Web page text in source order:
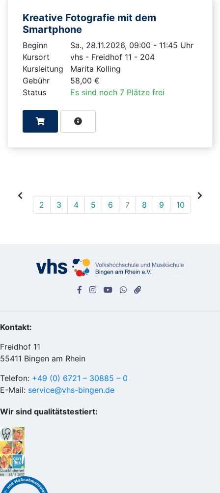
Kreative Fotografie mit dem
Smartphone
Beginn
Sa., 28.11.2026, 09:00 - 11:45 Uhr
Kursort
vhs - Freidhof 11 - 204
Kursleitung
Marita Kolling
Gebühr
58,00 €
Status
Es sind noch 7 Plätze frei
2 3 4 5 6 7 8 9 10
Kontakt:
Freidhof 11
55411 Bingen am Rhein
Telefon: +49 (0) 6721 – 30885 – 0
E-Mail: service@vhs-bingen.de
Wir sind qualitätstestiert: